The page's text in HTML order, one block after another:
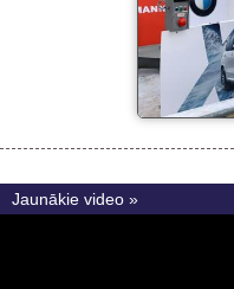
Jaunākie video »